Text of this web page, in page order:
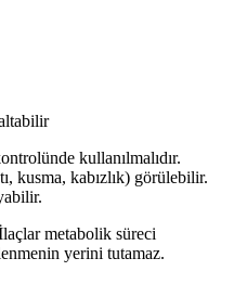
kullanılmalıdır.
kusma, kabızlık) görülebilir.
metabolik süreci
yerini tutamaz.